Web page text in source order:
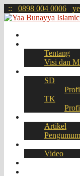
:: 0898 004 0006
Tentang
Visi dan
SD
TK
Artikel
Video